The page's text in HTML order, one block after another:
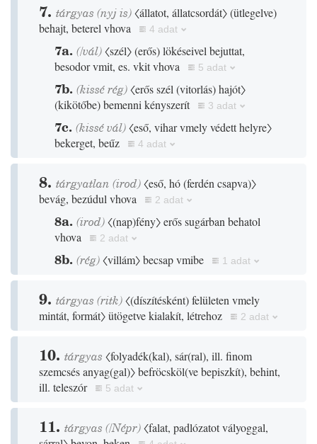
7. tárgyas (nyjis)〈állatot, állatcsordát〉(ütlegelve)
behajt, beterel vhova
4 adat
7a. (/vál)〈szél〉(erős)lökéseivel bejuttat,
besodor vmit, es. vkit vhova
5 adat
7b. (kissérég)〈erős szél (vitorlás)hajót〉
(kikötőbe)bemenni kényszerít 3 adat
7c. (kissévál)〈eső, vihar vmely védett helyre〉
bekerget, beűz
4 adat
8. tárgyatlan (irod)〈eső, hó(ferdén csapva)〉
bevág, bezúdul vhova
2 adat
8a. (irod)〈(nap)fény〉erős sugárban behatol
vhova
2 adat
8b. (rég)〈villám〉becsap vmibe 1 adat
9. tárgyas (ritk)〈(díszítésként)felületen vmely
mintát, formát〉ütögetve kialakít, létrehoz 2 adat
10. tárgyas 〈folyadék(kal), sár(ral), ill. finom
szemcsés anyag(gal)〉befröcsköl(ve bepiszkít), behint,
ill. teleszór
5 adat
11. tárgyas (/Népr)〈falat, padlózatot vályoggal,